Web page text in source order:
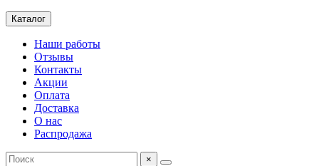
Каталог
Наши работы
Отзывы
Контакты
Акции
Оплата
Доставка
О нас
Распродажа
×